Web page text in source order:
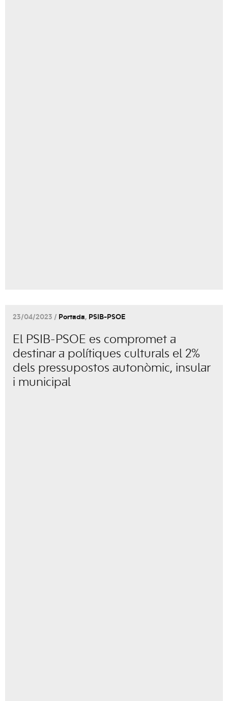
23/04/2023 / Portada, PSIB-PSOE
El PSIB-PSOE es compromet a
destinar a polítiques culturals el 2%
dels pressupostos autonòmic, insular
i municipal